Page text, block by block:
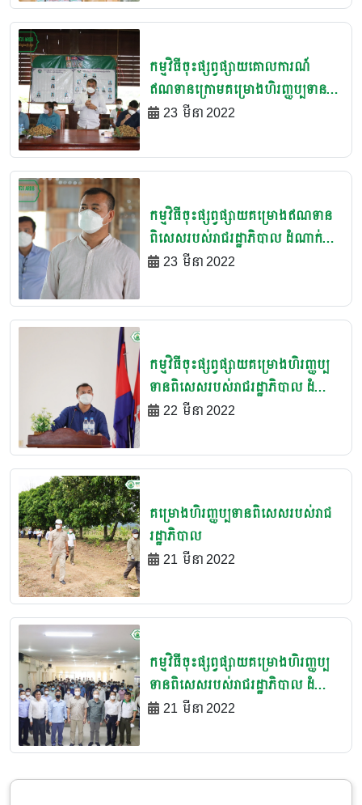
បាត់តំបង
កម្មវិធីចុះផ្សព្វផ្សាយគោលការណ៍
ឥណទានក្រោមគម្រោងហិរញ្ញប្បទាន
ពិសេសរបស់រាជរដ្ឋាភិបាលដំណាក់
មៀនប៉ៃលិន
23 មីនា 2022
កម្មវិធីចុះផ្សព្វផ្សាយគម្រោងឥណទាន
ពិសេសរបស់រាជរដ្ឋាភិបាល ដំណាក់
កាលទី១ នៅកសិដ្ឋានចញ្ចឹមទា យកពង
សត្វ ក្រុងសេរីសោភ័ណ្ឌ ខេត្តបន្ទាយ
23 មីនា 2022
កម្មវិធីចុះផ្សព្វផ្សាយគម្រោងហិរញ្ញប្ប
ទានពិសេសរបស់រាជរដ្ឋាភិបាល ដំណាក់
កាលទី២ ចំនួន ៥០លានដុល្លារអាមេរិក
ឧត្តរមានជ័យ
22 មីនា 2022
គម្រោងហិរញ្ញប្បទានពិសេសរបស់រាជ
រដ្ឋាភិបាល
21 មីនា 2022
កម្មវិធីចុះផ្សព្វផ្សាយគម្រោងហិរញ្ញប្ប
ទានពិសេសរបស់រាជរដ្ឋាភិបាល ដំណាក់
កាលទី២ គាំទ្រដល់ការដាំដុះបន្លែ
ច្នៃផលិតផលកសិកម្ម មៀនប៉ៃលិន
21 មីនា 2022